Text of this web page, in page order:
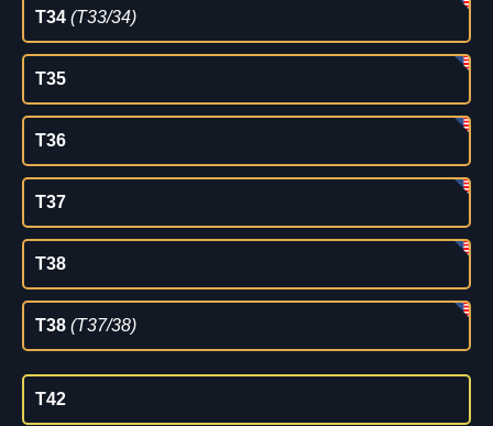
T34 (T33/34)
T35
T36
T37
T38
T38 (T37/38)
T42